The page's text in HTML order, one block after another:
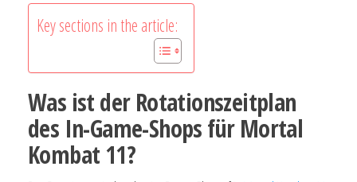
Key sections in the article:
Was ist der Rotationszeitplan
des In-Game-Shops für Mortal
Kombat 11?